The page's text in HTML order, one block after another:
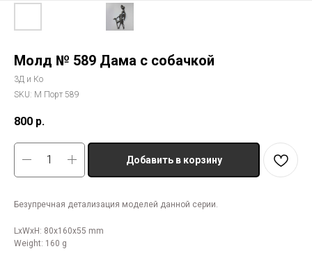
Молд № 589 Дама с собачкой
3Д и Ко
SKU: М Порт 589
800 р.
Добавить в корзину
Безупречная детализация моделей данной серии.
LxWxH: 80x160x55 mm
Weight: 160 g